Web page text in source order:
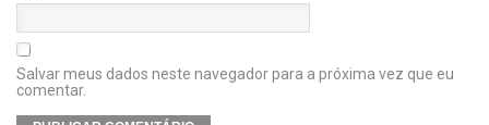
Salvar meus dados neste navegador para a próxima vez que eu
comentar.